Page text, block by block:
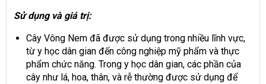
Sử dụng và giá trị:
Cây Vông Nemđã được sử dụng trong nhiều lĩnh vực,
từ y học dân gian đến công nghiệp mỹ phẩm và thực
phẩm chức năng. Trong y học dân gian, các phần của
cây như lá, hoa, thân, và rễ thường được sử dụng để